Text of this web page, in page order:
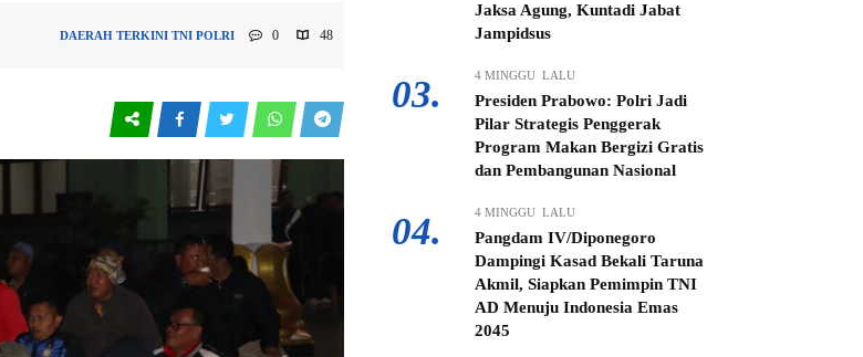
DAERAH TERKINI TNI POLRI 0 48
Jaksa Agung, Kuntadi Jabat
Jampidsus
03. 4 MINGGU LALU
Presiden Prabowo: Polri Jadi
Pilar Strategis Penggerak
Program Makan Bergizi Gratis
dan Pembangunan Nasional
04. 4 MINGGU LALU
Pangdam IV/Diponegoro
Dampingi Kasad Bekali Taruna
Akmil, Siapkan Pemimpin TNI
AD Menuju Indonesia Emas
2045